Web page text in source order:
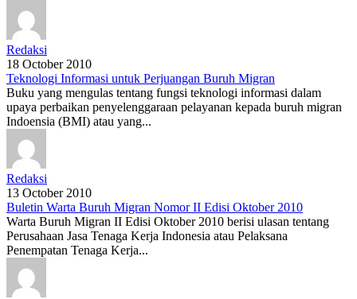
Redaksi
18 October 2010
Teknologi Informasi untuk Perjuangan Buruh Migran
Buku yang mengulas tentang fungsi teknologi informasi dalam
upaya perbaikan penyelenggaraan pelayanan kepada buruh migran
Indoensia (BMI) atau yang...
Redaksi
13 October 2010
Buletin Warta Buruh Migran Nomor II Edisi Oktober 2010
Warta Buruh Migran II Edisi Oktober 2010 berisi ulasan tentang
Perusahaan Jasa Tenaga Kerja Indonesia atau Pelaksana
Penempatan Tenaga Kerja...